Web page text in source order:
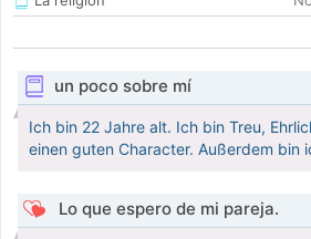
un poco sobre mí
Ich bin 22 Jahre alt. Ich bin Treu,
einen guten Character. Außerdem bin
Lo que espero de mi pareja.